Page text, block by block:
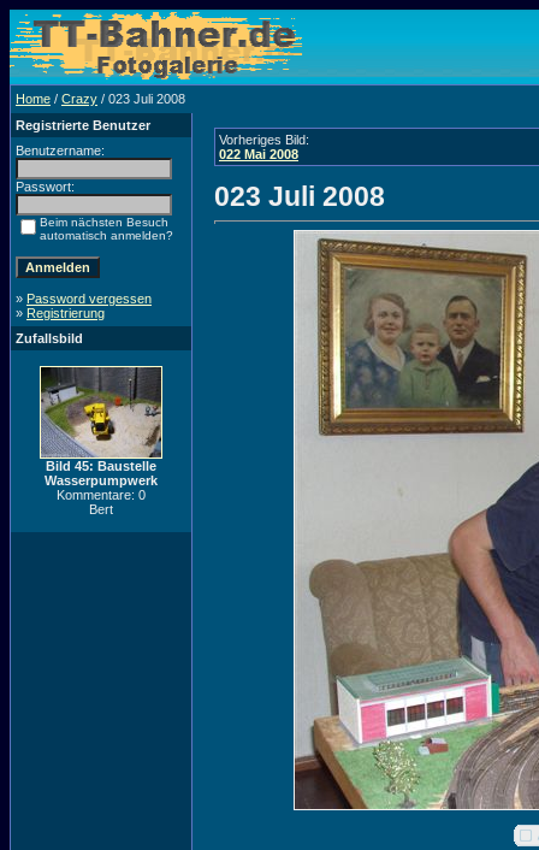
Home / Crazy / 023 Juli 2008
Registrierte Benutzer
Benutzername:
Passwort:
Beim nächsten Besuch
automatisch anmelden?
» Password vergessen
» Registrierung
Zufallsbild
Bild 45: Baustelle
Wasserpumpwerk
Kommentare: 0
Bert
Vorheriges Bild:
022 Mai 2008
023 Juli 2008